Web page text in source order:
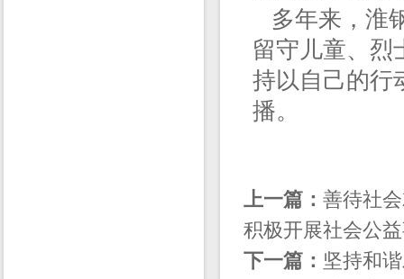
多年来，淮
留守儿童、烈
持以自己的行
播。
上一篇： 善待社
积极开展社会公
下一篇： 坚持和